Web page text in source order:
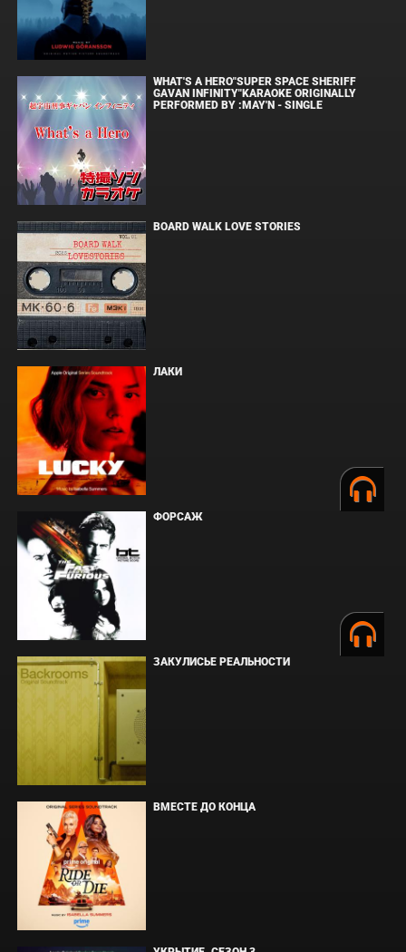
WHAT'S A HERO"SUPER SPACE SHERIFF
GAVAN INFINITY"KARAOKE ORIGINALLY
PERFORMED BY :MAY'N - SINGLE
BOARD WALK LOVE STORIES
ЛАКИ
ФОРСАЖ
ЗАКУЛИСЬЕ РЕАЛЬНОСТИ
ВМЕСТЕ ДО КОНЦА